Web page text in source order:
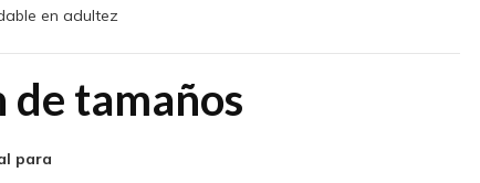
en adultez
de tamaños
para